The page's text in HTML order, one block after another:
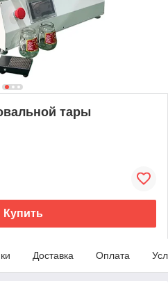
тары
Купить
Доставка Оплата